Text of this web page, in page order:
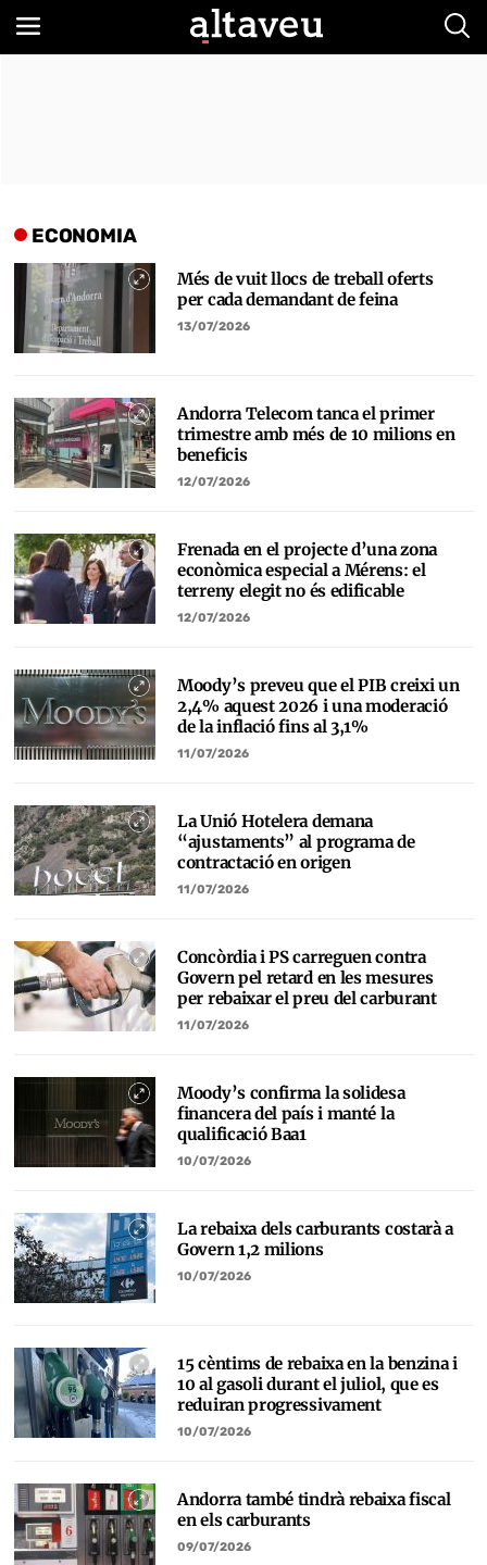
ECONOMIA
Més de vuit llocs de treball oferts
per cada demandant de feina
13/07/2026
Andorra Telecom tanca el primer
trimestre amb més de 10 milions en
beneficis
12/07/2026
Frenada en el projecte d’una zona
econòmica especial a Mérens: el
terreny elegit no és edificable
12/07/2026
Moody’s preveu que el PIB creixi un
2,4% aquest 2026 i una moderació
de la inflació fins al 3,1%
11/07/2026
La Unió Hotelera demana
“ajustaments” al programa de
contractació en origen
11/07/2026
Concòrdia i PS carreguen contra
Govern pel retard en les mesures
per rebaixar el preu del carburant
11/07/2026
Moody’s confirma la solidesa
financera del país i manté la
qualificació Baa1
10/07/2026
La rebaixa dels carburants costarà a
Govern 1,2 milions
10/07/2026
15 cèntims de rebaixa en la benzina i
10 al gasoli durant el juliol, que es
reduiran progressivament
10/07/2026
Andorra també tindrà rebaixa fiscal
en els carburants
09/07/2026